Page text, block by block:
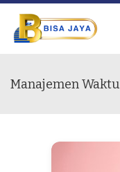
Manajemen Waktu